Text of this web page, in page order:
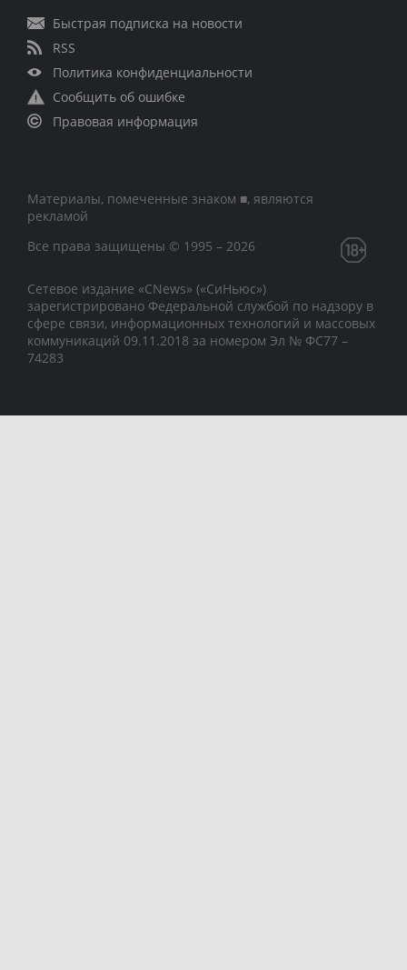
Быстрая подписка на новости
RSS
Политика конфиденциальности
Сообщить об ошибке
Правовая информация
Материалы, помеченные знаком ■, являются
рекламой
Все права защищены © 1995 – 2026
Сетевое издание «CNews» («СиНьюс»)
зарегистрировано Федеральной службой по надзору в
сфере связи, информационных технологий и массовых
коммуникаций 09.11.2018 за номером Эл № ФС77 –
74283